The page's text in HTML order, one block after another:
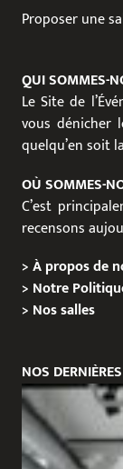
Proposer une
QUI SOMMES-
Le Site de
vous dénicher
quelqu’en soit
OÙ SOMMES-
C’est
recensons
>À propos de
> Notre
> Nos salles
NOS